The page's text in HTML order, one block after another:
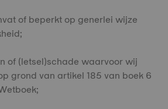
of beperkt op generlei wijze
of (letsel)schade waarvoor wij
grond van artikel 185 van boek 6